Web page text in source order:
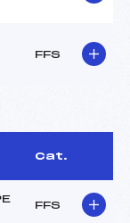
FFS
Cat.
FFS